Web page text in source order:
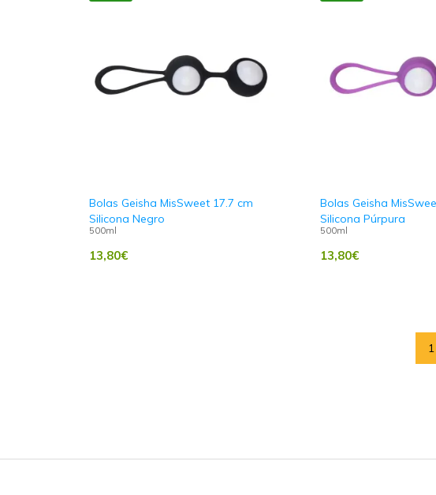
Bolas Geisha MisSweet 17.7 cm
Silicona Negro
500ml
13,80€
Bolas Geisha
Silicona Púrpura
500ml
13,80€
1